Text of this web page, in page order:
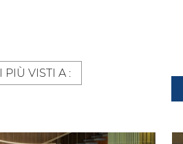
I PIÙ VISTI A :